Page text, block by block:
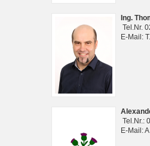
Ing.
Tel.Nr.
E-Mail:
Tel.Nr.:
E-Mail: